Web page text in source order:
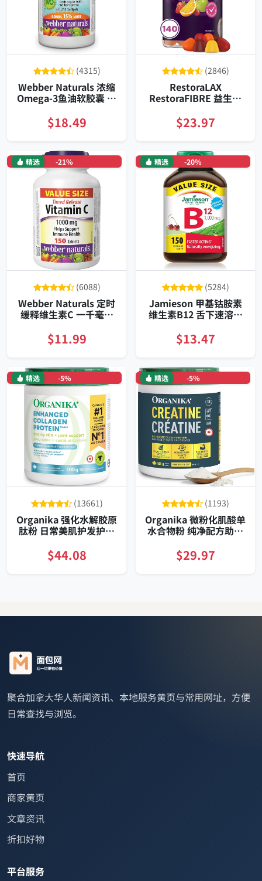
(4315)
Webber Naturals 浓缩
Omega‑3鱼油软胶囊 温
抗炎维持每天补充装
$18.49
(2846)
RestoraLAX
RestoraFIBRE 益生元
化140粒装
$23.97
-21%
精选
(6088)
Webber Naturals 定时
缓释维生素C 一千毫克
和不刺激 素食适用 持续
释放
$11.99
-20%
精选
(5284)
Jamieson 甲基钴胺素
维生素B12 舌下速溶片
$13.47
-5%
精选
(13661)
Organika 强化水解胶原
肽粉 日常美肌护发护甲
$44.08
-5%
精选
(1193)
Organika 微粉化肌酸单
水合物粉 纯净配方助力
$29.97
聚合加拿大华人新闻资讯、本地服务黄页与常用网址，方便
日常查找与浏览。
快速导航
首页
商家黄页
文章资讯
折扣好物
平台服务